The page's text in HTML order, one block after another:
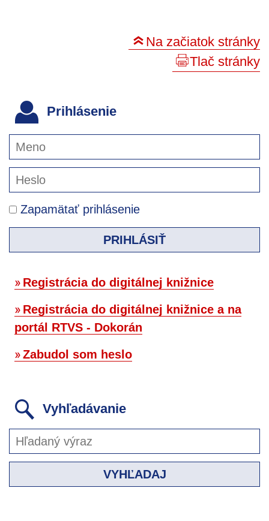
Na začiatok stránky
Tlač stránky
Prihlásenie
Zapamätať prihlásenie
PRIHLÁSIŤ
Registrácia do digitálnej knižnice
Registrácia do digitálnej knižnice a na
portál RTVS - Dokorán
Zabudol som heslo
Vyhľadávanie
VYHĽADAJ